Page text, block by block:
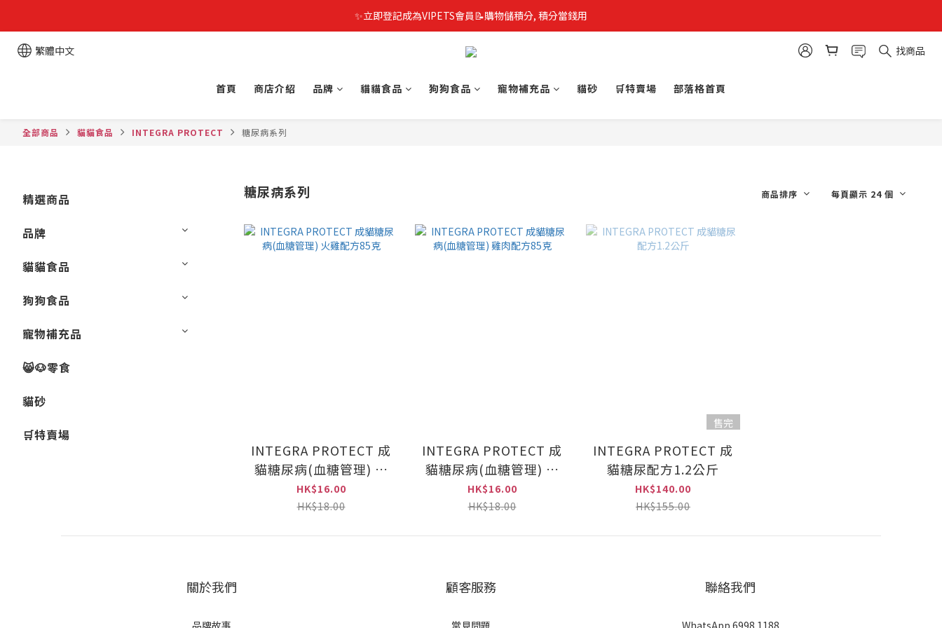
✨立即登記成為VIPETS會員📝購物儲積分, 積分當錢用
繁體中文 找商品
首頁 商店介紹 品牌 貓貓食品 狗狗食品 寵物補充品 貓砂 🛒特賣場 部落格首頁
全部商品 貓貓食品 INTEGRA PROTECT 糖尿病系列
精選商品
品牌
貓貓食品
狗狗食品
寵物補充品
😸🐶零食
貓砂
🛒特賣場
糖尿病系列 商品排序 每頁顯示 24 個
INTEGRA PROTECT 成
貓糖尿病(血糖管理) 火
雞配方85克
HK$16.00
HK$18.00
INTEGRA PROTECT 成
貓糖尿病(血糖管理) 雞
肉配方85克
HK$16.00
HK$18.00
售完
INTEGRA PROTECT 成
貓糖尿配方1.2公斤
HK$140.00
HK$155.00
關於我們 顧客服務 聯絡我們